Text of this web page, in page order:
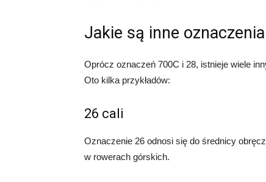
Jakie są inne
Oprócz oznaczeń 700C i 28, istnieje wiele
Oto kilka przykładów:
26 cali
Oznaczenie 26 odnosi się do średnicy
w rowerach górskich.